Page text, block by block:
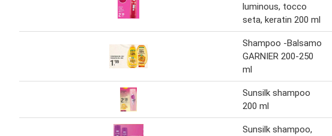
luminous, tocco
seta, keratin 200 ml
Shampoo -Balsamo
GARNIER 200-250
ml
Sunsilk shampoo
200 ml
Sunsilk shampoo,